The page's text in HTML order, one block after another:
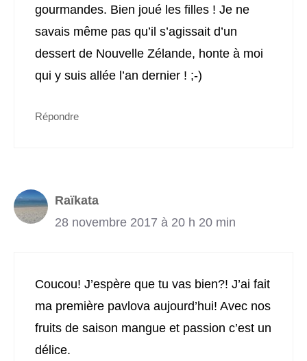
gourmandes. Bien joué les filles ! Je ne
savais même pas qu’il s’agissait d’un
dessert de Nouvelle Zélande, honte à moi
qui y suis allée l’an dernier ! ;-)
Répondre
Raïkata
28 novembre 2017 à 20 h 20 min
Coucou! J’espère que tu vas bien?! J’ai fait
ma première pavlova aujourd’hui! Avec nos
fruits de saison mangue et passion c’est un
délice.